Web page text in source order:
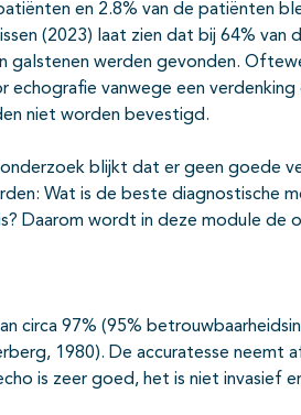
en 2.8% van de patiënten
(2023) laat zien dat bij 64% van
galstenen werden gevonden.
vanwege een verdenking
niet worden bevestigd.
onderzoek blijkt dat er geen goede
Wat is de beste diagnostische
Daarom wordt in deze module de
circa 97% (95%
1980). De accuratesse neemt
is zeer goed, het is niet invasief